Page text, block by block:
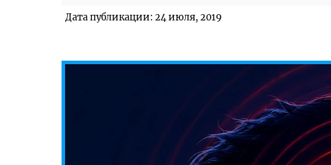
Дата публикации: 24 июля, 2019